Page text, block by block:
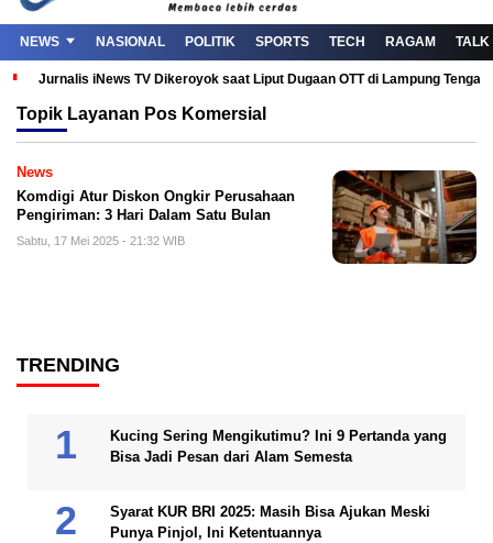
NEWS NASIONAL POLITIK SPORTS TECH RAGAM TALK
Jurnalis iNews TV Dikeroyok saat Liput Dugaan OTT di Lampung
Topik Layanan Pos Komersial
News
Komdigi Atur Diskon Ongkir Perusahaan
Pengiriman: 3 Hari Dalam Satu Bulan
Sabtu, 17 Mei 2025 - 21:32 WIB
TRENDING
Kucing Sering Mengikutimu? Ini 9 Pertanda yang
Bisa Jadi Pesan dari Alam Semesta
Syarat KUR BRI 2025: Masih Bisa Ajukan Meski
Punya Pinjol, Ini Ketentuannya